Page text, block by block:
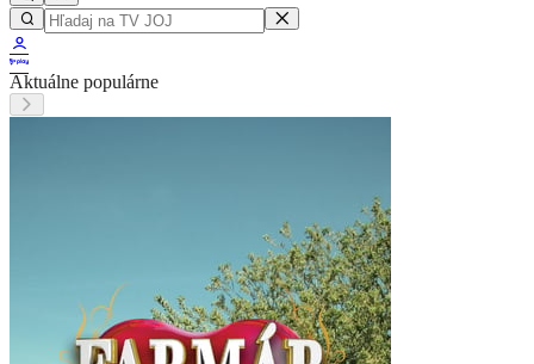
Aktuálne populárne